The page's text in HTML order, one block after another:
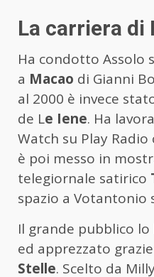
La carriera di
Ha condotto Assolo
a Macao di Gianni
al 2000 è invece
de Le Iene. Ha
Watch su Play Radio
è poi messo in
telegiornale satirico
spazio a Votantonio
Il grande pubblico
ed apprezzato
Stelle. Scelto da